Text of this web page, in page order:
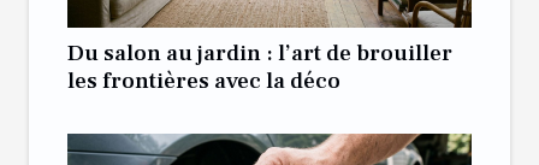
Du salon au jardin : l’art de brouiller
les frontières avec la déco